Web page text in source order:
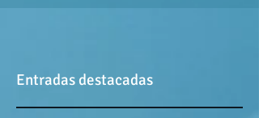
Entradas destacadas